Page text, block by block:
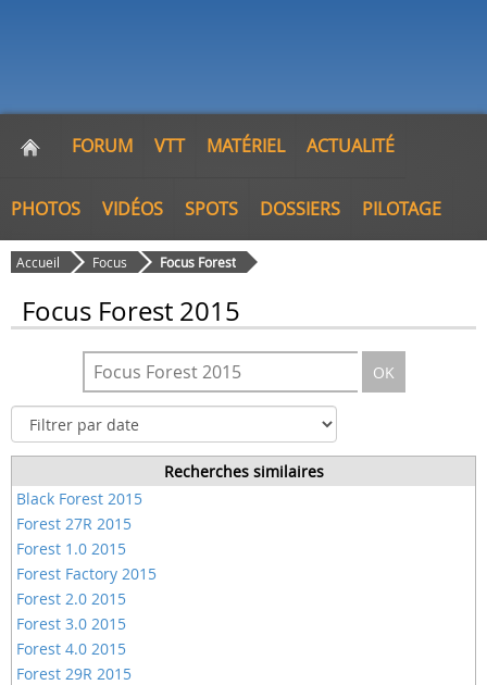
FORUM VTT MATÉRIEL ACTUALITÉ
PHOTOS VIDÉOS SPOTS DOSSIERS PILOTAGE
Accueil Focus Focus Forest
Focus Forest 2015
OK
Recherches similaires
Black Forest 2015
Forest 27R 2015
Forest 1.0 2015
Forest Factory 2015
Forest 2.0 2015
Forest 3.0 2015
Forest 4.0 2015
Forest 29R 2015